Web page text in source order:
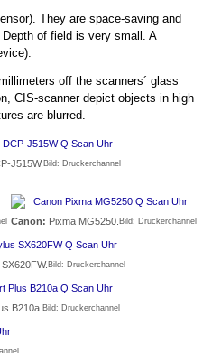
They are space-saving and
of field is very small. A
off the scanners´ glass
CIS-scanner depict objects in high
are blurred.
J515W. Bild: Druckerchannel
Canon: Pixma MG5250. Bild: Druckerchannel
Bild: Druckerchannel
B210a. Bild: Druckerchannel